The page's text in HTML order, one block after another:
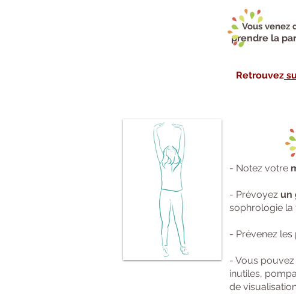
Vous venez
prendre la
Retrouvez
- Notez votre
- Prévoyez un
sophrologie la
- Prévenez
- Vous pouvez
inutiles,
de